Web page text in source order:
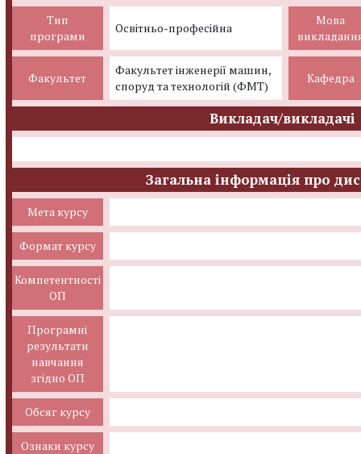
Тип
програми
Освітньо-професійна
Мова
Факультет
Факультет інженерії машин,
споруд та технологій (ФМТ)
Кафедра
Викладач/викладачі
Загальна інформація про
Мета курсу
Формат курсу
Компетентності
ОП
Програмні
результати
навчання
згідно ОП
Обсяг курсу
Ознаки курсу